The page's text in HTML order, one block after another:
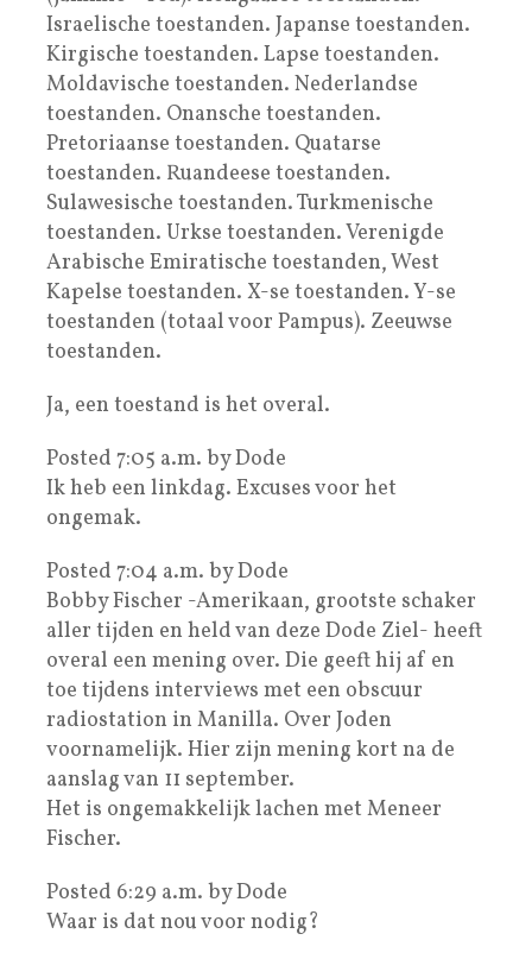
Israelische toestanden. Japanse toestanden.
Kirgische toestanden. Lapse toestanden.
Moldavische toestanden. Nederlandse
toestanden. Onansche toestanden.
Pretoriaanse toestanden. Quatarse
toestanden. Ruandeese toestanden.
Sulawesische toestanden. Turkmenische
toestanden. Urkse toestanden. Verenigde
Arabische Emiratische toestanden, West
Kapelse toestanden. X-se toestanden. Y-se
toestanden (totaal voor Pampus). Zeeuwse
toestanden.
Ja, een toestand is het overal.
Posted 7:05 a.m. by Dode
Ik heb een linkdag. Excuses voor het
ongemak.
Posted 7:04 a.m. by Dode
Bobby Fischer -Amerikaan, grootste schaker
aller tijden en held van deze Dode Ziel- heeft
overal een mening over. Die geeft hij af en
toe tijdens interviews met een obscuur
radiostation in Manilla. Over Joden
voornamelijk. Hier zijn mening kort na de
aanslag van 11 september.
Het is ongemakkelijk lachen met Meneer
Fischer.
Posted 6:29 a.m. by Dode
Waar is dat nou voor nodig?